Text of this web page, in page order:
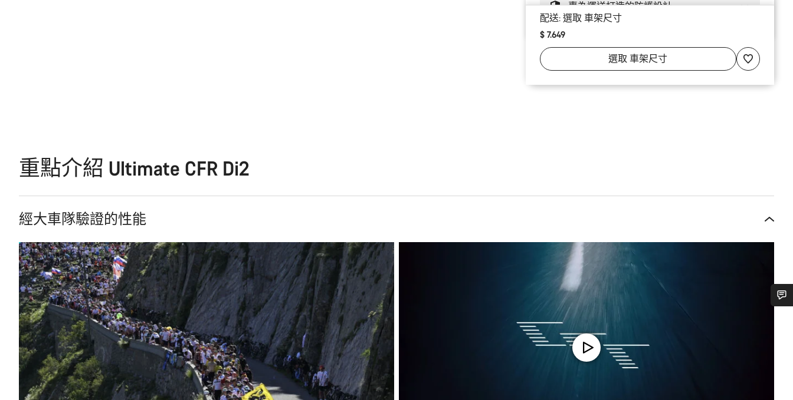
專為運送打造的防護設計
配送: 選取 車架尺寸
$ 7.649
選取車架尺寸
重點介紹 Ultimate CFR Di2
經大車隊驗證的性能
需要協助嗎？
我們的顧客支援專員正等著回答您的問題。